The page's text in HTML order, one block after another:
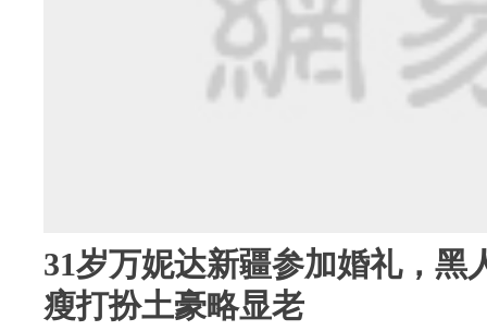
31岁万妮达新疆参加婚礼，黑
瘦打扮土豪略显老